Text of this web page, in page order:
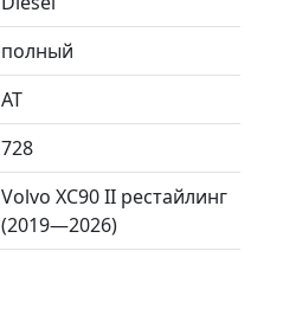
полный
AT
728
Volvo XC90 II рестайлинг
(2019—2026)